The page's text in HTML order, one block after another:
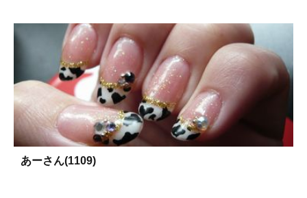
あーさん(1109)